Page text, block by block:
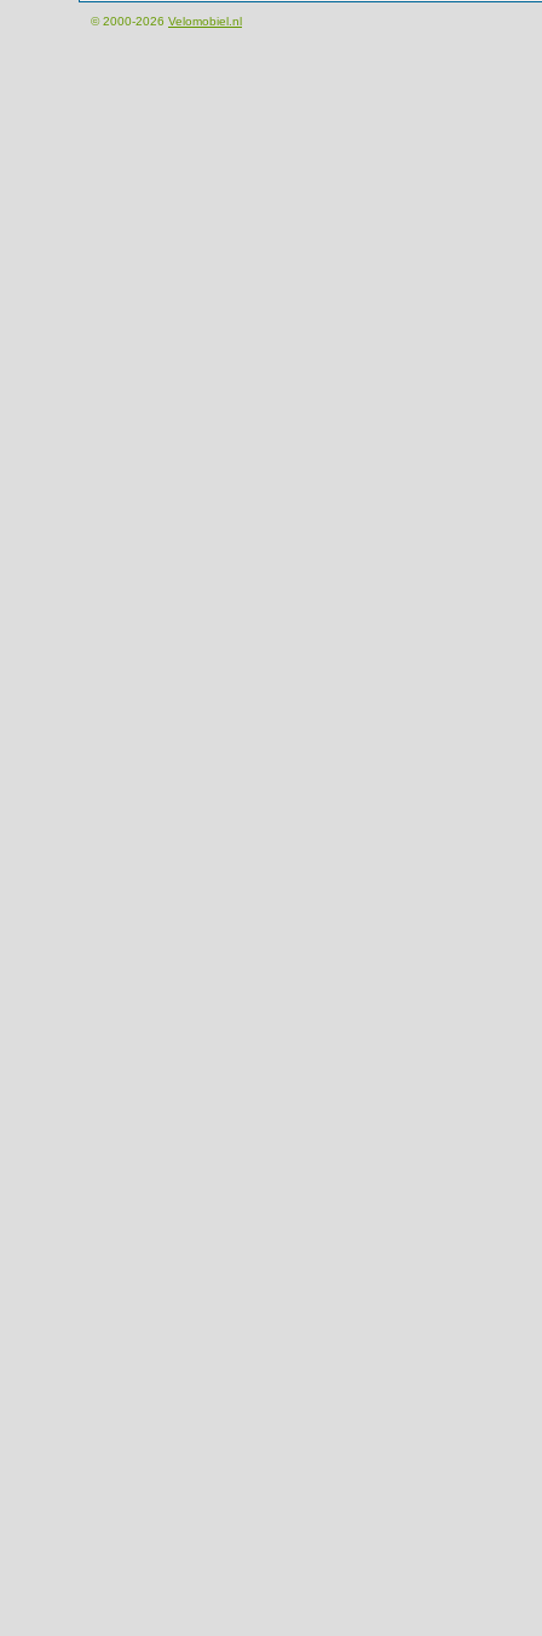
© 2000-2026 Velomobiel.nl